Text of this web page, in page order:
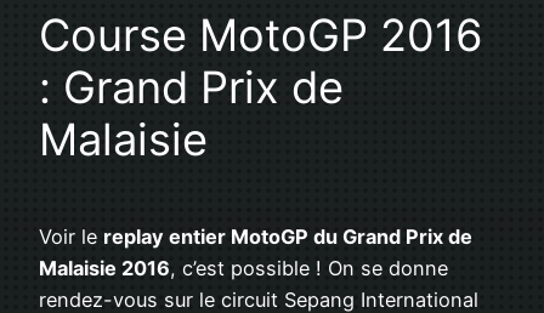
Course MotoGP 2016
: Grand Prix de
Malaisie
Voir le replay entier MotoGP du Grand Prix de
Malaisie 2016, c’est possible ! On se donne
rendez-vous sur le circuit Sepang International